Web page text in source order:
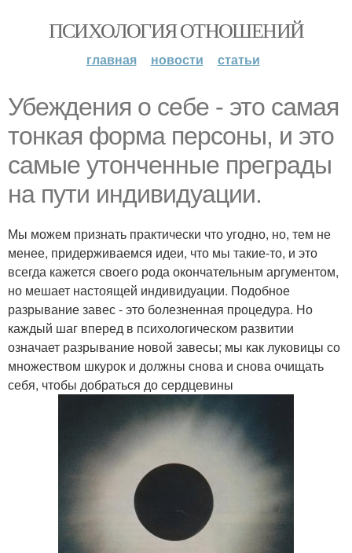
ПСИХОЛОГИЯ ОТНОШЕНИЙ
главная новости статьи
Убеждения о себе - это самая
тонкая форма персоны, и это
самые утонченные преграды
на пути индивидуации.
Мы можем признать практически что угодно, но, тем не
менее, придерживаемся идеи, что мы такие-то, и это
всегда кажется своего рода окончательным аргументом,
но мешает настоящей индивидуации. Подобное
разрывание завес - это болезненная процедура. Но
каждый шаг вперед в психологическом развитии
означает разрывание новой завесы; мы как луковицы со
множеством шкурок и должны снова и снова очищать
себя, чтобы добраться до сердцевины